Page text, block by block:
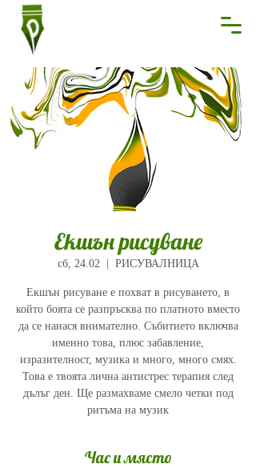
Екшън рисуване
сб, 24.02
  |
РИСУВАЛНИЦА
Екшън рисуване е похват в рисуването, в
който боята се разпръсква по платното вместо
да се нанася внимателно. Събитието включва
именно това, плюс забавление,
изразителност, музика и много, много смях.
Това е твоята лична антистрес терапия след
дълъг ден. Ще размахваме смело четки под
ритъма на музик
Час и място